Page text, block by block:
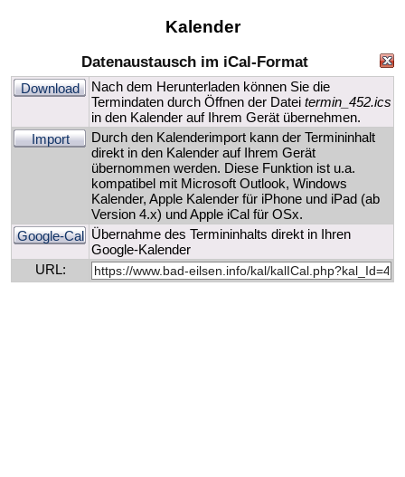
Kalender
Datenaustausch im iCal-Format
Download
Nach dem Herunterladen können Sie die
Termindaten durch Öffnen der Dateitermin_452.ics
in den Kalender auf Ihrem Gerät übernehmen.
Import
Durch den Kalenderimport kann der Termininhalt
direkt in den Kalender auf Ihrem Gerät
übernommen werden. Diese Funktion ist u.a.
kompatibel mit Microsoft Outlook, Windows
Kalender, Apple Kalender für iPhone und iPad (ab
Version 4.x) und Apple iCal für OSx.
Google-Cal Übernahme des Termininhalts direkt in Ihren
Google-Kalender
URL: